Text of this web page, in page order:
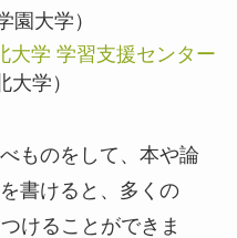
園大学）
大学 学習支援センター
大学）
ものをして、本や論
書けると、多くの
けることができま